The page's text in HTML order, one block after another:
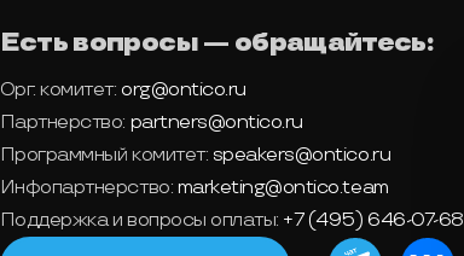
Есть вопросы — обращайтесь:
Орг. комитет: org@ontico.ru
Партнерство: partners@ontico.ru
Программный комитет: speakers@ontico.ru
Инфопартнерство: marketing@ontico.team
Поддержка и вопросы оплаты: +7 (495) 646-07-68